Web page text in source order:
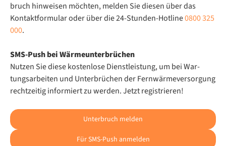
bruch hin­wei­sen möch­ten, mel­den Sie die­sen über das
Kontaktformular oder über die 24-Stun­den-Hot­line0800 325
000.
SMS-Push bei Wär­me­un­ter­brü­chen
Nut­zen Sie die­se kos­ten­lo­se Dienst­leis­tung, um bei War­
tungs­ar­bei­ten und Un­ter­brü­chen der Fern­wär­me­ver­sor­gung
recht­zei­tig in­for­miert zu wer­den. Jetzt registrieren!
Unterbruch melden
Für SMS-Push anmelden